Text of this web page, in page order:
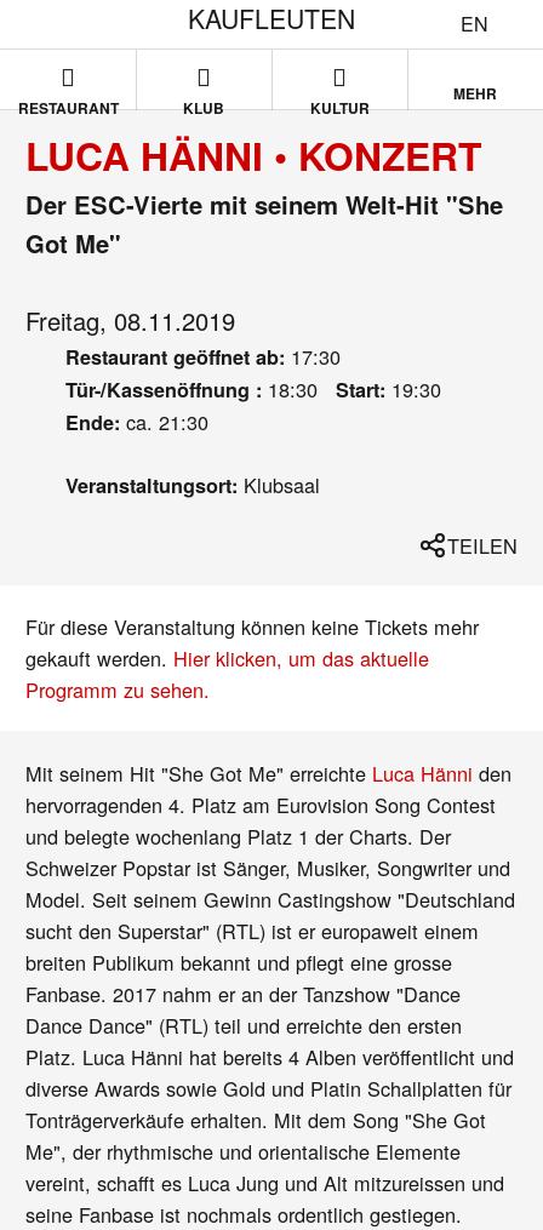
EN
KAUFLEUTEN
RESTAURANT KLUB KULTUR
MEHR
LUCA HÄNNI • KONZERT
Der ESC-Vierte mit seinem Welt-Hit "She
Got Me"
Freitag, 08.11.2019
Restaurant geöffnet ab: 17:30
Tür-/Kassenöffnung : 18:30 Start: 19:30
Ende: ca. 21:30
Veranstaltungsort: Klubsaal
TEILEN
Für diese Veranstaltung können keine Tickets mehr
gekauft werden. Hier klicken, um das aktuelle
Programm zu sehen.
Mit seinem Hit "She Got Me" erreichte Luca Hänni den
hervorragenden 4. Platz am Eurovision Song Contest
und belegte wochenlang Platz 1 der Charts. Der
Schweizer Popstar ist Sänger, Musiker, Songwriter und
Model. Seit seinem Gewinn Castingshow "Deutschland
sucht den Superstar" (RTL) ist er europaweit einem
breiten Publikum bekannt und pflegt eine grosse
Fanbase. 2017 nahm er an der Tanzshow "Dance
Dance Dance" (RTL) teil und erreichte den ersten
Platz. Luca Hänni hat bereits 4 Alben veröffentlicht und
diverse Awards sowie Gold und Platin Schallplatten für
Tonträgerverkäufe erhalten. Mit dem Song "She Got
Me", der rhythmische und orientalische Elemente
vereint, schafft es Luca Jung und Alt mitzureissen und
seine Fanbase ist nochmals ordentlich gestiegen.